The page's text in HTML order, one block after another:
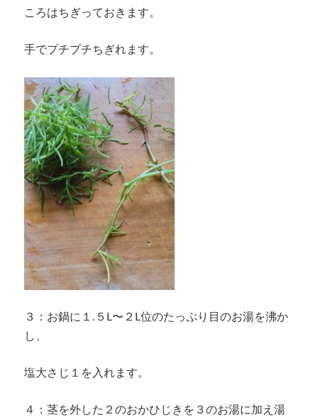
ころはちぎっておきます。
手でプチプチちぎれます。
３：お鍋に１.５L〜２L位のたっぷり目のお湯を沸か
し、
塩大さじ１を入れます。
４：茎を外した２のおかひじきを３のお湯に加え湯